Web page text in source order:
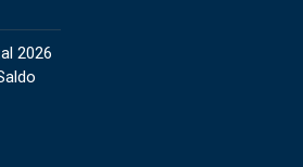
2026